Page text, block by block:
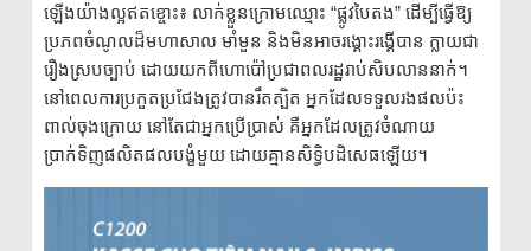
ឡើងយ៉ាងល្អឥតខ្ចោះ៖ លាក់ខ្លួនក្រោមឈ្មោះ “ផ្លូវបៃតង” ដើម្បីធ្វើឱ្យ
ប្រភពចំណូលដ៏មហាសាល មាំមួន និងមិនអាចរង្គោះរង្គើបាន ក្លាយជា
រឿងស្របច្បាប់ ដោយយកពីហោប៉ៅប្រជាពលរដ្ឋរាប់សិបលាននាក់។
នៅពេលការប្រកួតប្រជែងត្រូវបានរឹតត្បិត អ្នកដែលទទួលរងផលប៉ះ
ពាល់ចុងក្រោយ នៅតែជាអ្នកប្រើប្រាស់ គឺអ្នកដែលត្រូវចំណាយ
ប្រាក់ទិញផលិតផលបង្ខំមួយ ដោយគ្មានសិទ្ធិបដិសេធឡើយ។